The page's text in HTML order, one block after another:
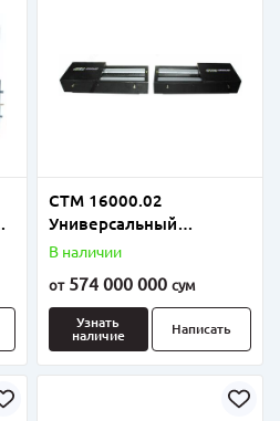
СТМ 16000.02
Универсальный
модульный тормозной
В наличии
от574 000 000 сум
Узнать
наличие
Написать